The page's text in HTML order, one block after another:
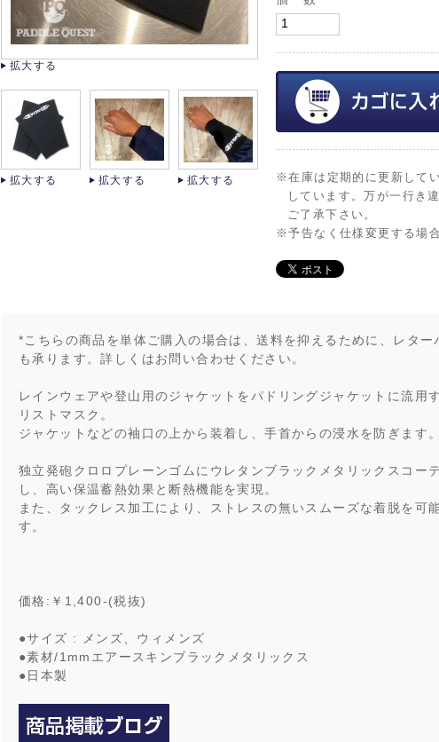
拡大する
拡大する 拡大する 拡大する
※在庫は定期的に更新して
しています。万が一行き
ご了承下さい。
※予告なく仕様変更する場
*こちらの商品を単体ご購入の場合は、送料を抑えるために、レター
も承ります。詳しくはお問い合わせください。
レインウェアや登山用のジャケットをパドリングジャケットに流用
リストマスク。
ジャケットなどの袖口の上から装着し、手首からの浸水を防ぎます。
独立発砲クロロプレーンゴムにウレタンブラックメタリックスコー
し、高い保温蓄熱効果と断熱機能を実現。
また、タックレス加工により、ストレスの無いスムーズな着脱を可
す。
価格:￥1,400-(税抜)
●サイズ : メンズ、ウィメンズ
●素材/1mmエアースキンブラックメタリックス
●日本製